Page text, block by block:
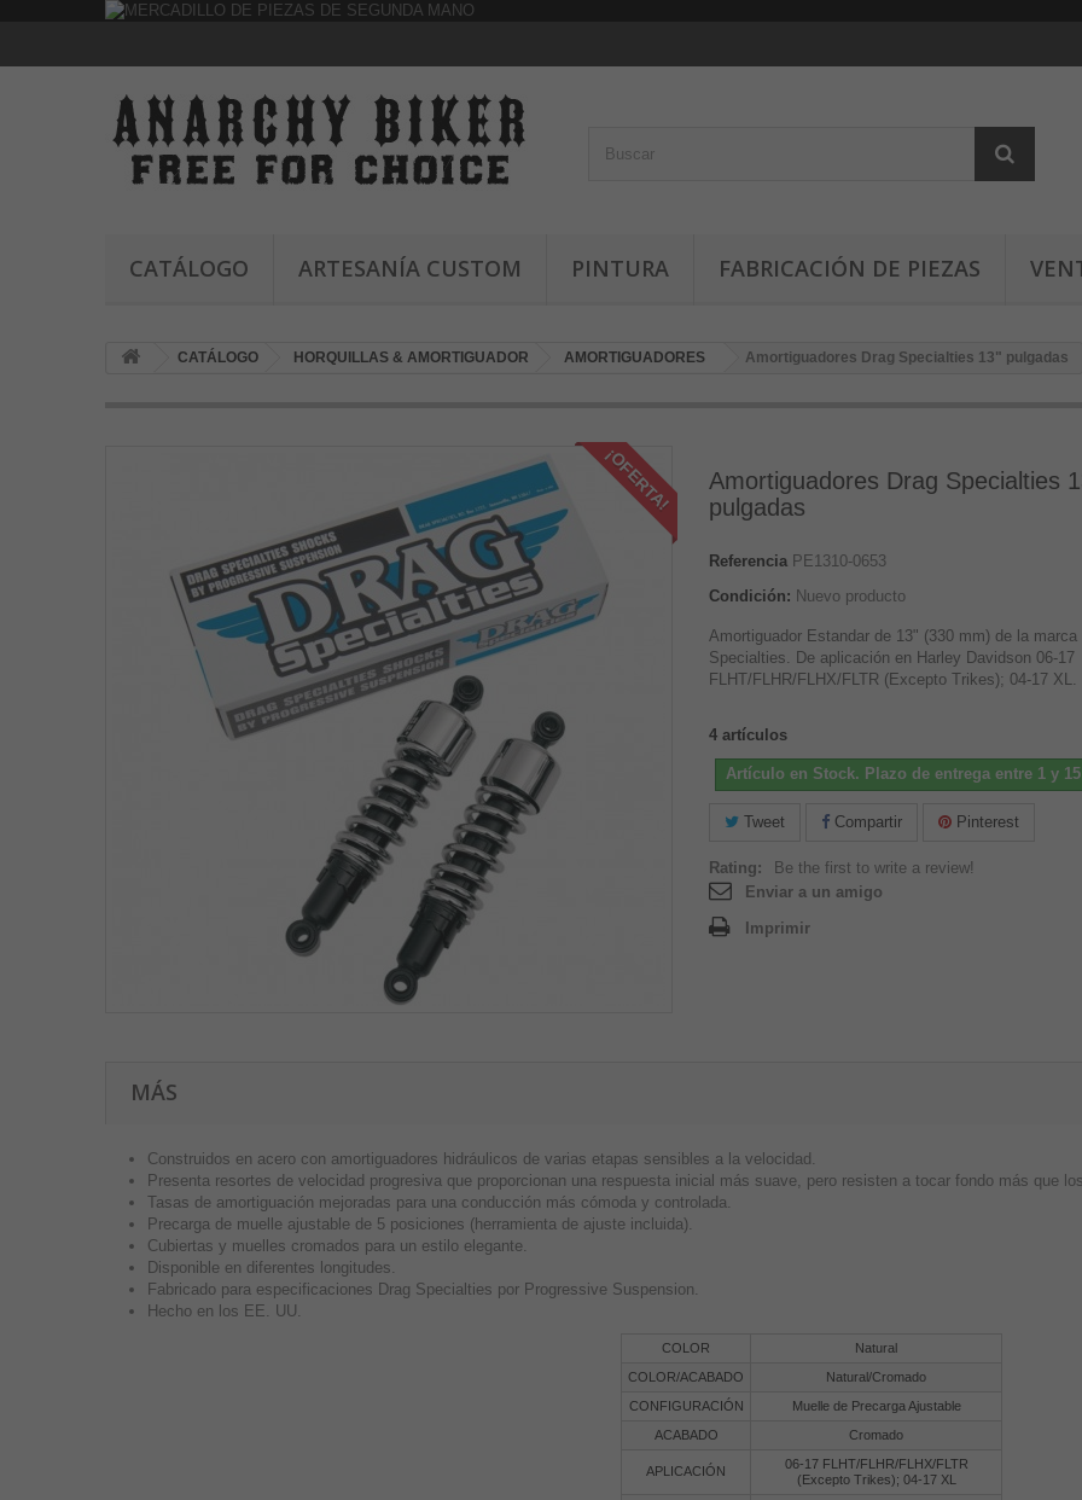
CATÁLOGO ARTESANÍA CUSTOM PINTURA FABRICACIÓN DE PIEZAS
CATÁLOGO HORQUILLAS & AMORTIGUADOR AMORTIGUADORES Amortiguadores Drag Specialties 13" pulgadas
¡OFERTA!
Amortiguadores Drag Specialties
pulgadas
Referencia PE1310-0653
Condición: Nuevo producto
Amortiguador Estandar de 13" (330 mm) de la marca
Specialties. De aplicación en Harley Davidson 06-17
FLHT/FLHR/FLHX/FLTR (Excepto Trikes); 04-17 XL.
4 artículos
Artículo en Stock. Plazo de entrega entre 1 y
Tweet Compartir Pinterest
Rating:
Be the first to write a review!
Enviar a un amigo
Imprimir
MÁS
Construidos en acero con amortiguadores hidráulicos de varias etapas sensibles a la velocidad.
Presenta resortes de velocidad progresiva que proporcionan una respuesta inicial más suave, pero resisten a tocar fondo más que
Tasas de amortiguación mejoradas para una conducción más cómoda y controlada.
Precarga de muelle ajustable de 5 posiciones (herramienta de ajuste incluida).
Cubiertas y muelles cromados para un estilo elegante.
Disponible en diferentes longitudes.
Fabricado para especificaciones Drag Specialties por Progressive Suspension.
Hecho en los EE. UU.
COLOR
Natural
COLOR/ACABADO
Natural/Cromado
CONFIGURACIÓN
Muelle de Precarga Ajustable
ACABADO
Cromado
APLICACIÓN
06-17 FLHT/FLHR/FLHX/FLTR
(Excepto Trikes); 04-17 XL